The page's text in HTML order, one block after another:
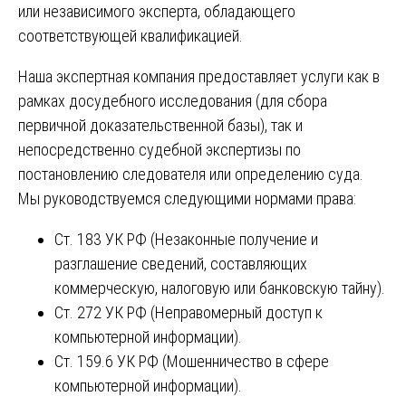
или независимого эксперта, обладающего
соответствующей квалификацией.
Наша экспертная компания предоставляет услуги как в
рамках досудебного исследования (для сбора
первичной доказательственной базы), так и
непосредственно судебной экспертизы по
постановлению следователя или определению суда.
Мы руководствуемся следующими нормами права:
Ст. 183 УК РФ (Незаконные получение и
разглашение сведений, составляющих
коммерческую, налоговую или банковскую тайну).
Ст. 272 УК РФ (Неправомерный доступ к
компьютерной информации).
Ст. 159.6 УК РФ (Мошенничество в сфере
компьютерной информации).